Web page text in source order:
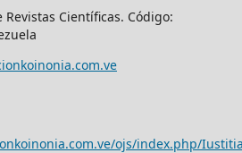
Científicas. Código:
ojs/index.php/